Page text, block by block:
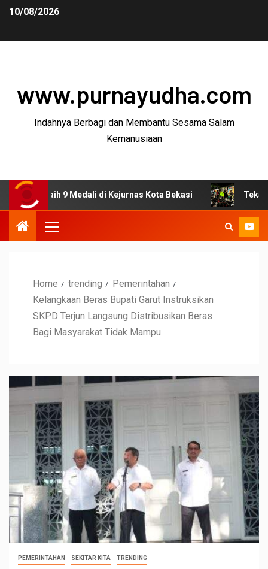
10/08/2026
www.purnayudha.com
Indahnya Berbagi dan Membantu Sesama Salam
Kemanusiaan
9 Medali di Kejurnas Kota Bekasi Tekan
Home trending
Pemerintahan
Kelangkaan Beras Bupati Garut Instruksikan
SKPD Terjun Langsung Distribusikan Beras
Bagi Masyarakat Tidak Mampu
PEMERINTAHAN SEKITAR KITA TRENDING